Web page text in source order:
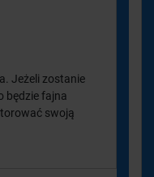
Jeżeli zostanie
będzie fajna
swoją